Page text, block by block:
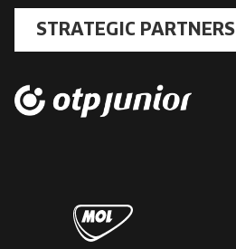
STRATEGIC PARTNERS